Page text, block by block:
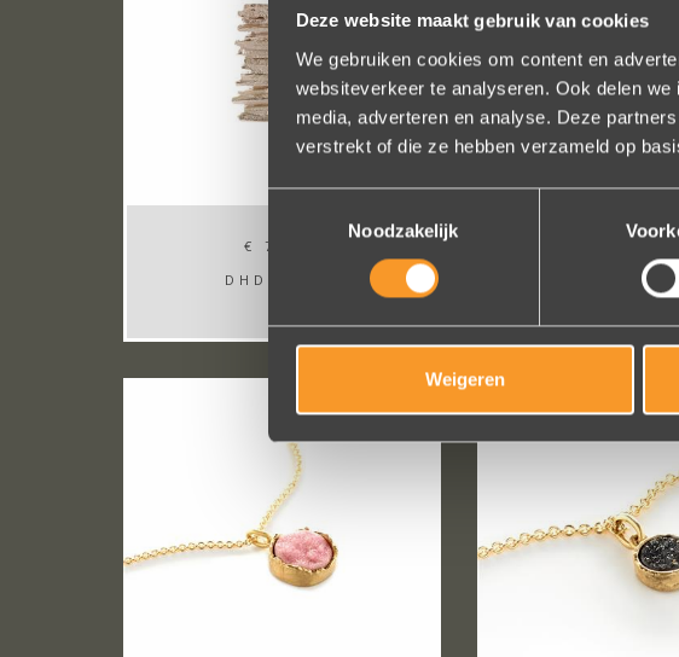
Deze website maakt gebruik van cookies
We gebruiken cookies om content en
websiteverkeer te analyseren. Ook delen
media, adverteren en analyse. Deze
verstrekt of die ze hebben verzameld op
Toestemmingsselectie
Noodzakelijk
Weigeren
€ 725,-
DHD LB120
DHD